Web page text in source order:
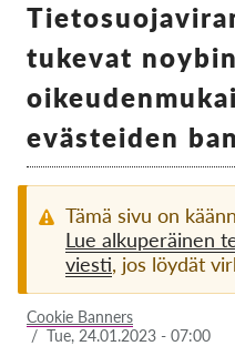
tukevat
evästeiden
Tämä sivu on
Lue alkuperäinen
viesti, jos löydät
Cookie Banners
/ Tue, 24.01.2023 - 07:00